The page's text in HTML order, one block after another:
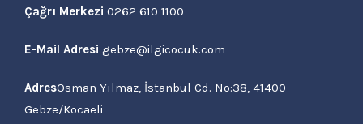
Çağrı Merkezi 0262 610 1100
E-Mail Adresi gebze@ilgicocuk.com
AdresOsman Yılmaz, İstanbul Cd. No:38, 41400
Gebze/Kocaeli